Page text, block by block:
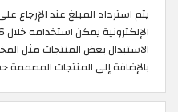
يتم استرداد المبلغ عند
الاستبدال بعض المنتجات مثل
بالإضافة إلى المنتجات